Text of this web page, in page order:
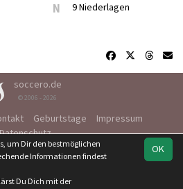
St. Spielplan
N 9 Niederlagen
soccero.de
© 2006 - 2026
Geburtstage
Impressum
Datenschutz
OK
um Dir den bestmöglichen
Informationen findest
Du Dich mit der